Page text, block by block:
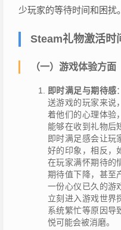
少玩家的等待时间和困扰。
Steam礼物激活时
（一）游戏体验方面
即时满足与期待感
送游戏的玩家来说
着他们的心理体验
能够在收到礼物后
即时满足感会让玩
好的印象，相反，
在玩家满怀期待的
期待值下降，甚至
一份心仪已久的游
立刻进入游戏世界
系统繁忙等原因导
悦可能会被消磨。